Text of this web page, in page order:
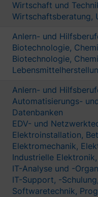
Wirtschaft und
Wirtschaftsberatung,
Anlern- und
Biotechnologie,
Biotechnologie,
Anlern- und
Automatisierungs-
Datenbanken
EDV- und
Elektroinstallation,
Elektromechanik,
Industrielle
IT-Analyse und -
IT-Support, -
Softwaretechnik,